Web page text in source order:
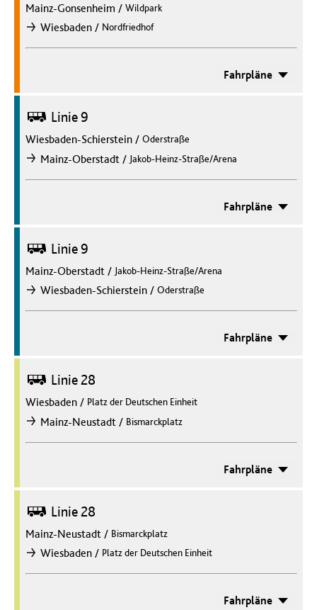
Mainz-Gonsenheim / Wildpark
nachWiesbaden / Nordfriedhof
Fahrpläne
Bus Linie 9
Wiesbaden-Schierstein / Oderstraße
nachMainz-Oberstadt / Jakob-Heinz-Straße/Arena
Fahrpläne
Bus Linie 9
Mainz-Oberstadt / Jakob-Heinz-Straße/Arena
nachWiesbaden-Schierstein / Oderstraße
Fahrpläne
Bus Linie 28
Wiesbaden / Platz der Deutschen Einheit
nachMainz-Neustadt / Bismarckplatz
Fahrpläne
Bus Linie 28
Mainz-Neustadt / Bismarckplatz
nachWiesbaden / Platz der Deutschen Einheit
Fahrpläne